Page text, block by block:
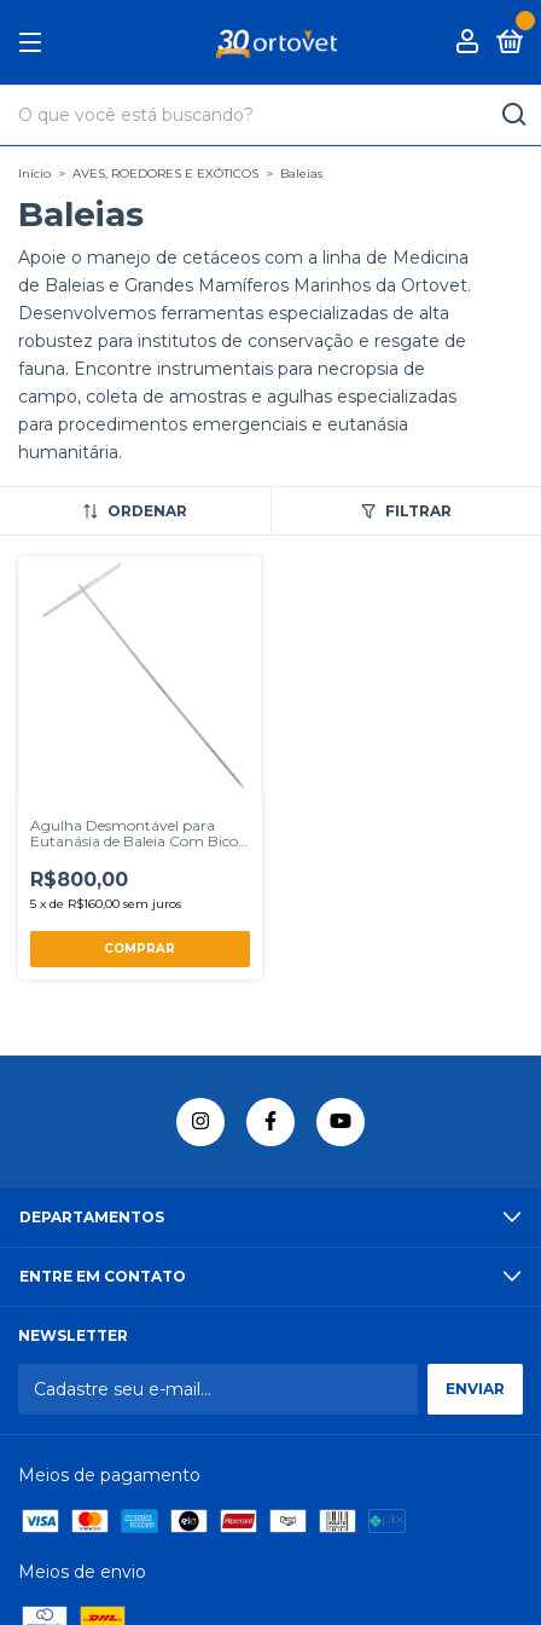
Início > AVES, ROEDORES E EXÓTICOS > Baleias
Baleias
Apoie o manejo de cetáceos com a linha de Medicina
de Baleias e Grandes Mamíferos Marinhos da Ortovet.
Desenvolvemos ferramentas especializadas de alta
robustez para institutos de conservação e resgate de
fauna. Encontre instrumentais para necropsia de
campo, coleta de amostras e agulhas especializadas
para procedimentos emergenciais e eutanásia
humanitária.
ORDENAR FILTRAR
Agulha Desmontável para
Eutanásia de Baleia Com Bico
R$800,00
5 x de R$160,00 sem juros
DEPARTAMENTOS
ENTRE EM CONTATO
NEWSLETTER
Meios de pagamento
Meios de envio